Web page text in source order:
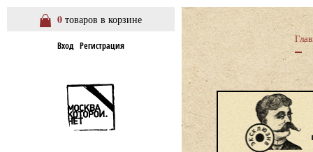
0 товаров в корзине
Вход Регистрация